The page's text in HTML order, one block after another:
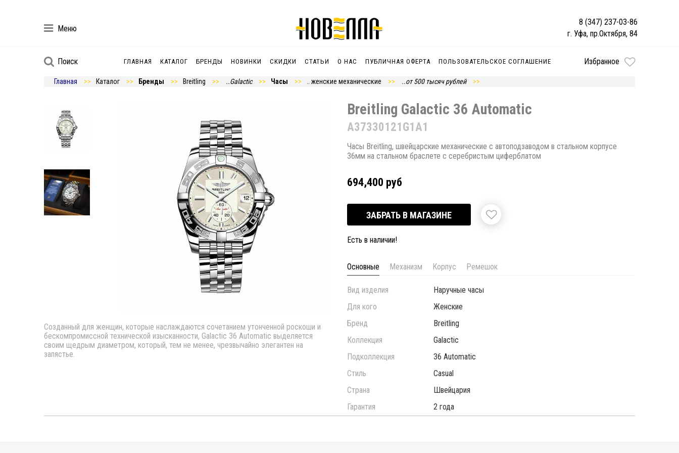
Меню
8 (347) 237-03-86
г. Уфа, пр.Октября, 84
Поиск ГЛАВНАЯ КАТАЛОГ БРЕНДЫ НОВИНКИ СКИДКИ СТАТЬИ О НАС ПУБЛИЧНАЯ ОФЕРТА ПОЛЬЗОВАТЕЛЬСКОЕ СОГЛАШЕНИЕ Избранное
Главная Каталог Бренды Breitling ..Galactic Часы .. женские механические ..от 500 тысяч рублей
Созданный для женщин, которые наслаждаются сочетанием утонченной роскоши и
бескомпромиссной технической изысканности, Galactic 36 Automatic выделяется
своим щедрым диаметром, который, тем не менее, чрезвычайно элегантен на
запястье.
Breitling Galactic 36 Automatic
A37330121G1A1
Часы Breitling, швейцарские механические с автоподзаводом в стальном корпусе
36мм на стальном браслете с серебристым циферблатом
694,400 руб
ЗАБРАТЬ В МАГАЗИНЕ
Есть в наличии!
Основные Механизм Корпус Ремешок
Вид изделия
Наручные часы
Для кого
Женские
Бренд
Breitling
Коллекция
Galactic
Подколлекция
36 Automatic
Стиль
Casual
Страна
Швейцария
Гарантия
2 года